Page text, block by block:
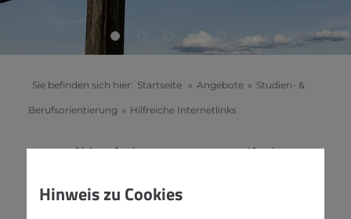
Sie befinden sich hier: Startseite » Angebote » Studien- &
Berufsorientierung » Hilfreiche Internetlinks
Hilfreiche Internetlinks
Das Informationsangebot im Internet hinsichtlich
Hinweis zu Cookies